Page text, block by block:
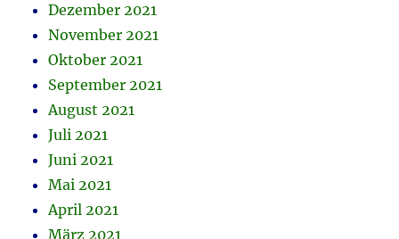
Dezember 2021
November 2021
Oktober 2021
September 2021
August 2021
Juli 2021
Juni 2021
Mai 2021
April 2021
März 2021